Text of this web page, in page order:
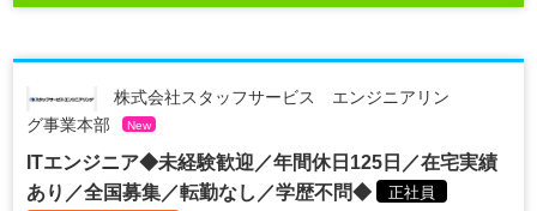
株式会社スタッフサービス エンジニアリン
グ事業本部
New
ITエンジニア◆未経験歓迎／年間休日125日／在宅実績
あり／全国募集／転勤なし／学歴不問◆
正社員